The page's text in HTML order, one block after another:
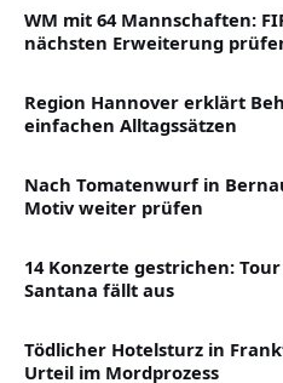
WM mit 64 Mannschaften:
nächsten Erweiterung
Region Hannover erklärt
einfachen Alltagssätzen
Nach Tomatenwurf in
Motiv weiter prüfen
14 Konzerte gestrichen:
Santana fällt aus
Tödlicher Hotelsturz in
Urteil im Mordprozess